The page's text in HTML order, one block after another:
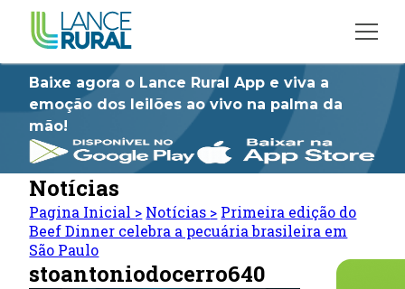
Baixe agora o Lance Rural App e viva a
emoção dos leilões ao vivo na palma da
mão!
Notícias
Pagina Inicial > Notícias > Primeira edição do
Beef Dinner celebra a pecuária brasileira em
São Paulo
stoantoniodocerro640